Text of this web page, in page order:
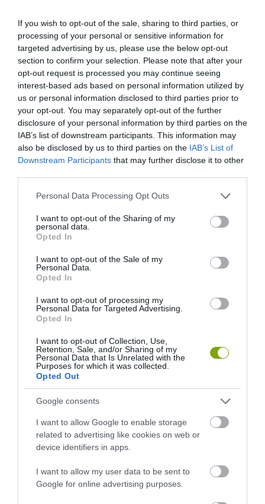
If you wish to opt-out of the sale, sharing to third parties, or
processing of your personal or sensitive information for
targeted advertising by us, please use the below opt-out
section to confirm your selection. Please note that after your
opt-out request is processed you may continue seeing
interest-based ads based on personal information utilized by
us or personal information disclosed to third parties prior to
your opt-out. You may separately opt-out of the further
disclosure of your personal information by third parties on the
IAB’s list of downstream participants. This information may
also be disclosed by us to third parties on the IAB’s List of
Downstream Participants that may further disclose it to other
Please note that this website/app uses one or more Google
not limited to your visit or usage behaviour. You may click to
grant or deny consent to Google and its third-party tags to
use your data for below specified purposes in below Google
consent section.
Personal Data Processing Opt Outs
I want to opt-out of the Sharing of my
personal data.
Opted In
I want to opt-out of the Sale of my
Personal Data.
Opted In
I want to opt-out of processing my
Personal Data for Targeted Advertising.
Opted In
I want to opt-out of Collection, Use,
Retention, Sale, and/or Sharing of my
Personal Data that Is Unrelated with the
Purposes for which it was collected.
Opted Out
Google consents
I want to allow Google to enable storage
related to advertising like cookies on web or
device identifiers in apps.
I want to allow my user data to be sent to
Google for online advertising purposes.
KÖVETKEZŐ CIKK
FEJFÁJÁS KEZELÉSE TERMÉSZETES, HÁZI SZEREKKEL
KIRÁNDULÁS PANNONHALMA
SZŐLŐ ÉS KOMLÓ
TALÁLKOZÁSA
FEDŐ, ÉS MI TÖRTÉNIK
ALATTA A TERMÉSZETTEL?